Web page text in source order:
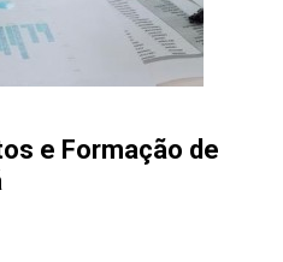
e Formação de